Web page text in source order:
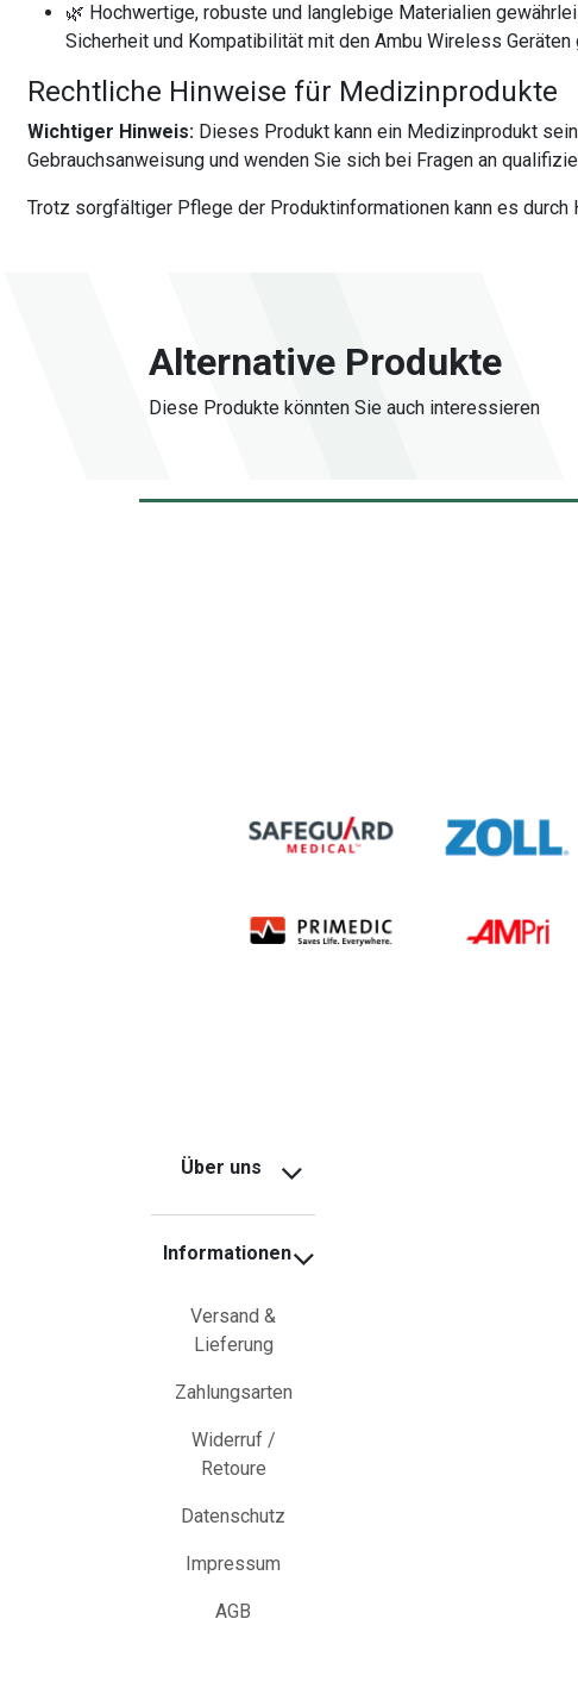
🌿 Hochwertige, robuste und langlebige Materialien
Sicherheit und Kompatibilität mit den Ambu Wireless
Rechtliche Hinweise für Medizinprodukte
Wichtiger Hinweis: Dieses Produkt kann ein Medizinprodukt
Gebrauchsanweisung und wenden Sie sich bei Fragen an
Trotz sorgfältiger Pflege der Produktinformationen kann es
Alternative Produkte
Diese Produkte könnten Sie auch interessieren
Über uns
Informationen
Versand &
Lieferung
Zahlungsarten
Widerruf /
Retoure
Datenschutz
Impressum
AGB